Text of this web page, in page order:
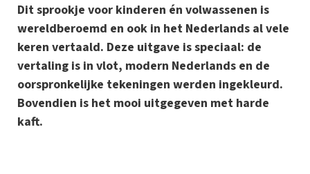
Dit sprookje voor kinderen én volwassenen is
wereldberoemd en ook in het Nederlands al vele
keren vertaald. Deze uitgave is speciaal: de
vertaling is in vlot, modern Nederlands en de
oorspronkelijke tekeningen werden ingekleurd.
Bovendien is het mooi uitgegeven met harde
kaft.